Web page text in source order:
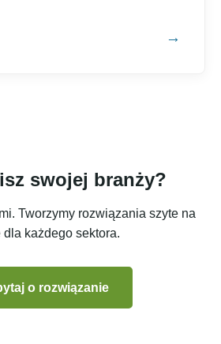
swojej branży?
Tworzymy rozwiązania szyte na
dla każdego sektora.
o rozwiązanie